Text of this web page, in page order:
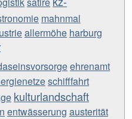
mahnmal
allermöhe harburg
ehrenamt
schifffahrt
kulturlandschaft
entwässerung austerität